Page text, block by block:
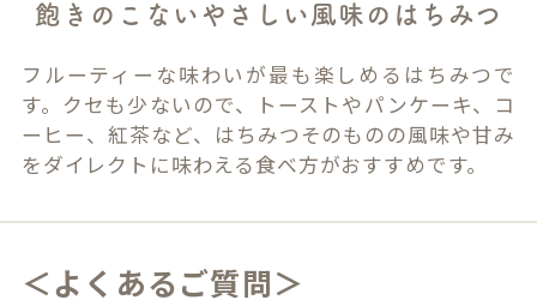
飽きのこないやさしい風味のはちみつ
フルーティーな味わいが最も楽しめるはちみつで
す。クセも少ないので、トーストやパンケーキ、コ
ーヒー、紅茶など、はちみつそのものの風味や甘み
をダイレクトに味わえる食べ方がおすすめです。
＜よくあるご質問＞